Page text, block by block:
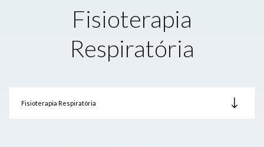
Fisioterapia
Respiratória